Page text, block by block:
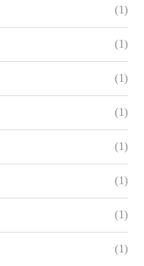
(1)
(1)
(1)
(1)
(1)
(1)
(1)
(1)